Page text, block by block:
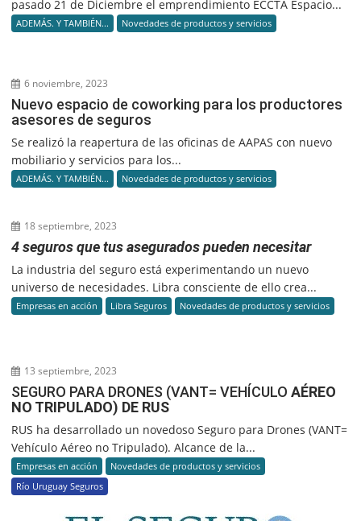
pasado 21 de Diciembre el emprendimiento ECCTA Espacio...
ADEMÁS. Y TAMBIÉN... Novedades de productos y servicios
6 noviembre, 2023
Nuevo espacio de coworking para los productores
asesores de seguros
Se realizó la reapertura de las oficinas de AAPAS con nuevo
mobiliario y servicios para los...
ADEMÁS. Y TAMBIÉN... Novedades de productos y servicios
18 septiembre, 2023
4 seguros que tus asegurados pueden necesitar
La industria del seguro está experimentando un nuevo
universo de necesidades. Libra consciente de ello crea...
Empresas en acción Libra Seguros Novedades de productos y servicios
13 septiembre, 2023
SEGURO PARA DRONES (VANT= VEHÍCULOAÉREO
NO TRIPULADO) DE RUS
RUS ha desarrollado un novedoso Seguro para Drones (VANT=
Vehículo Aéreo no Tripulado). Alcance de la...
Empresas en acción
Novedades de productos y servicios
Río Uruguay Seguros